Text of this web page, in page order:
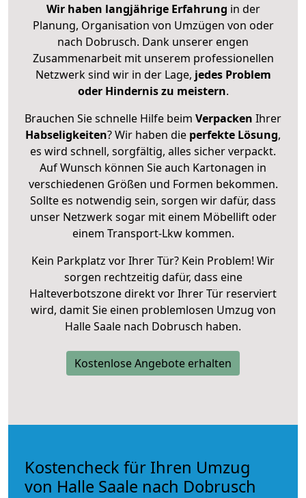
Wir haben langjährige Erfahrung in der
Planung, Organisation von Umzügen von oder
nach Dobrusch. Dank unserer engen
Zusammenarbeit mit unserem professionellen
Netzwerk sind wir in der Lage, jedes Problem
oder Hindernis zu meistern.
Brauchen Sie schnelle Hilfe beim Verpacken Ihrer
Habseligkeiten? Wir haben die perfekte Lösung,
es wird schnell, sorgfältig, alles sicher verpackt.
Auf Wunsch können Sie auch Kartonagen in
verschiedenen Größen und Formen bekommen.
Sollte es notwendig sein, sorgen wir dafür, dass
unser Netzwerk sogar mit einem Möbellift oder
einem Transport-Lkw kommen.
Kein Parkplatz vor Ihrer Tür? Kein Problem! Wir
sorgen rechtzeitig dafür, dass eine
Halteverbotszone direkt vor Ihrer Tür reserviert
wird, damit Sie einen problemlosen Umzug von
Halle Saale nach Dobrusch haben.
Kostenlose Angebote erhalten
Kostencheck für Ihren Umzug
von Halle Saale nach Dobrusch